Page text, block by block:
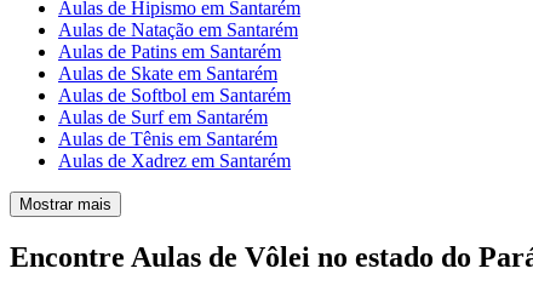
Aulas de Hipismo em Santarém
Aulas de Natação em Santarém
Aulas de Patins em Santarém
Aulas de Skate em Santarém
Aulas de Softbol em Santarém
Aulas de Surf em Santarém
Aulas de Tênis em Santarém
Aulas de Xadrez em Santarém
Mostrar mais
Encontre Aulas de Vôlei no estado do